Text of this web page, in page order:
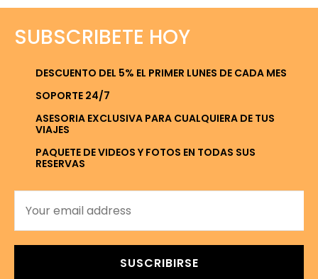
SUBSCRIBETE HOY
DESCUENTO DEL 5% EL PRIMER LUNES DE CADA MES
SOPORTE 24/7
ASESORIA EXCLUSIVA PARA CUALQUIERA DE TUS
VIAJES
PAQUETE DE VIDEOS Y FOTOS EN TODAS SUS
RESERVAS
SUSCRIBIRSE